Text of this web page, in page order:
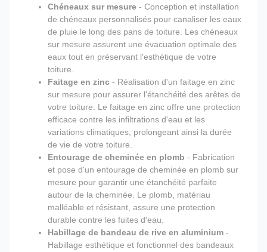
Chéneaux sur mesure - Conception et installation
de chéneaux personnalisés pour canaliser les eaux
de pluie le long des pans de toiture. Les chéneaux
sur mesure assurent une évacuation optimale des
eaux tout en préservant l'esthétique de votre
toiture.
Faitage en zinc - Réalisation d'un faitage en zinc
sur mesure pour assurer l'étanchéité des arêtes de
votre toiture. Le faitage en zinc offre une protection
efficace contre les infiltrations d'eau et les
variations climatiques, prolongeant ainsi la durée
de vie de votre toiture.
Entourage de cheminée en plomb - Fabrication
et pose d'un entourage de cheminée en plomb sur
mesure pour garantir une étanchéité parfaite
autour de la cheminée. Le plomb, matériau
malléable et résistant, assure une protection
durable contre les fuites d'eau.
Habillage de bandeau de rive en aluminium -
Habillage esthétique et fonctionnel des bandeaux